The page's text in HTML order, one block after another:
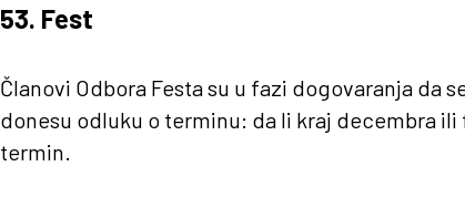
53. Fest
Članovi Odbora Festa su u fazi dogovaranja da
donesu odluku o terminu: da li kraj decembra
termin.